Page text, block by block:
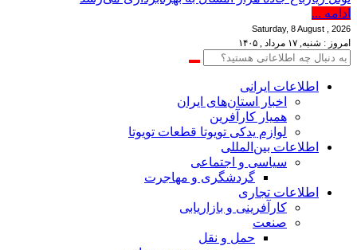
ادامه ...
Saturday, 8 August , 2026
امروز : شنبه, ۱۷ مرداد , ۱۴۰۵
اطلاعات‌ ‎ایرانی
اخبار استان‌های ایران
همیار کارآفرین
لوازم یدکی تویوتا قطعات تویوتا
اطلاعات بین‌المللی
سیاسی و اجتماعی
گردشگری و مهاجرت
اطلاعات تجاری
کارآفرینی و بازاریابی
صنعت
حمل و نقل